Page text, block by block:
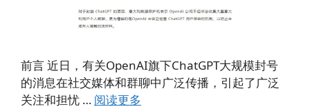
前言 近日，有关OpenAI旗下ChatGPT大规模封号
的消息在社交媒体和群聊中广泛传播，引起了广泛
关注和担忧 … 阅读更多